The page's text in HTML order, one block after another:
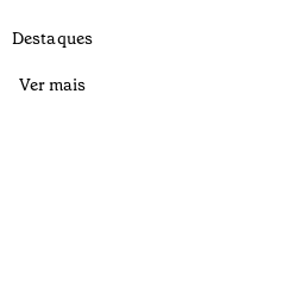
Destaques
Ver mais